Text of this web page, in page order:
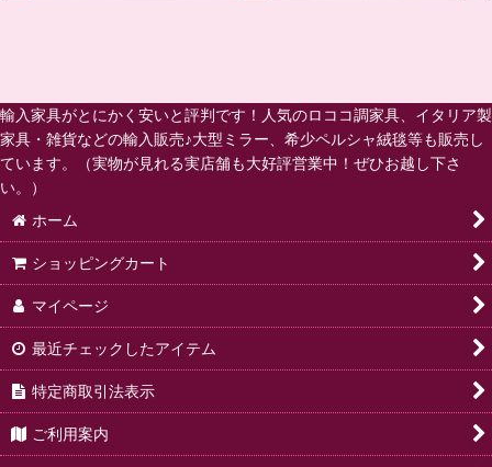
輸入家具がとにかく安いと評判です！人気のロココ調家具、イタリア製
家具・雑貨などの輸入販売♪大型ミラー、希少ペルシャ絨毯等も販売し
ています。（実物が見れる実店舗も大好評営業中！ぜひお越し下さ
い。）
ホーム
ショッピングカート
マイページ
最近チェックしたアイテム
特定商取引法表示
ご利用案内